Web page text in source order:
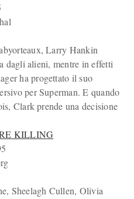
Larry Hankin
dagli alieni, mentre in effetti
ha progettato il suo
per Superman. E quando
Clark prende una decisione
KILLING
Sheelagh Cullen, Olivia